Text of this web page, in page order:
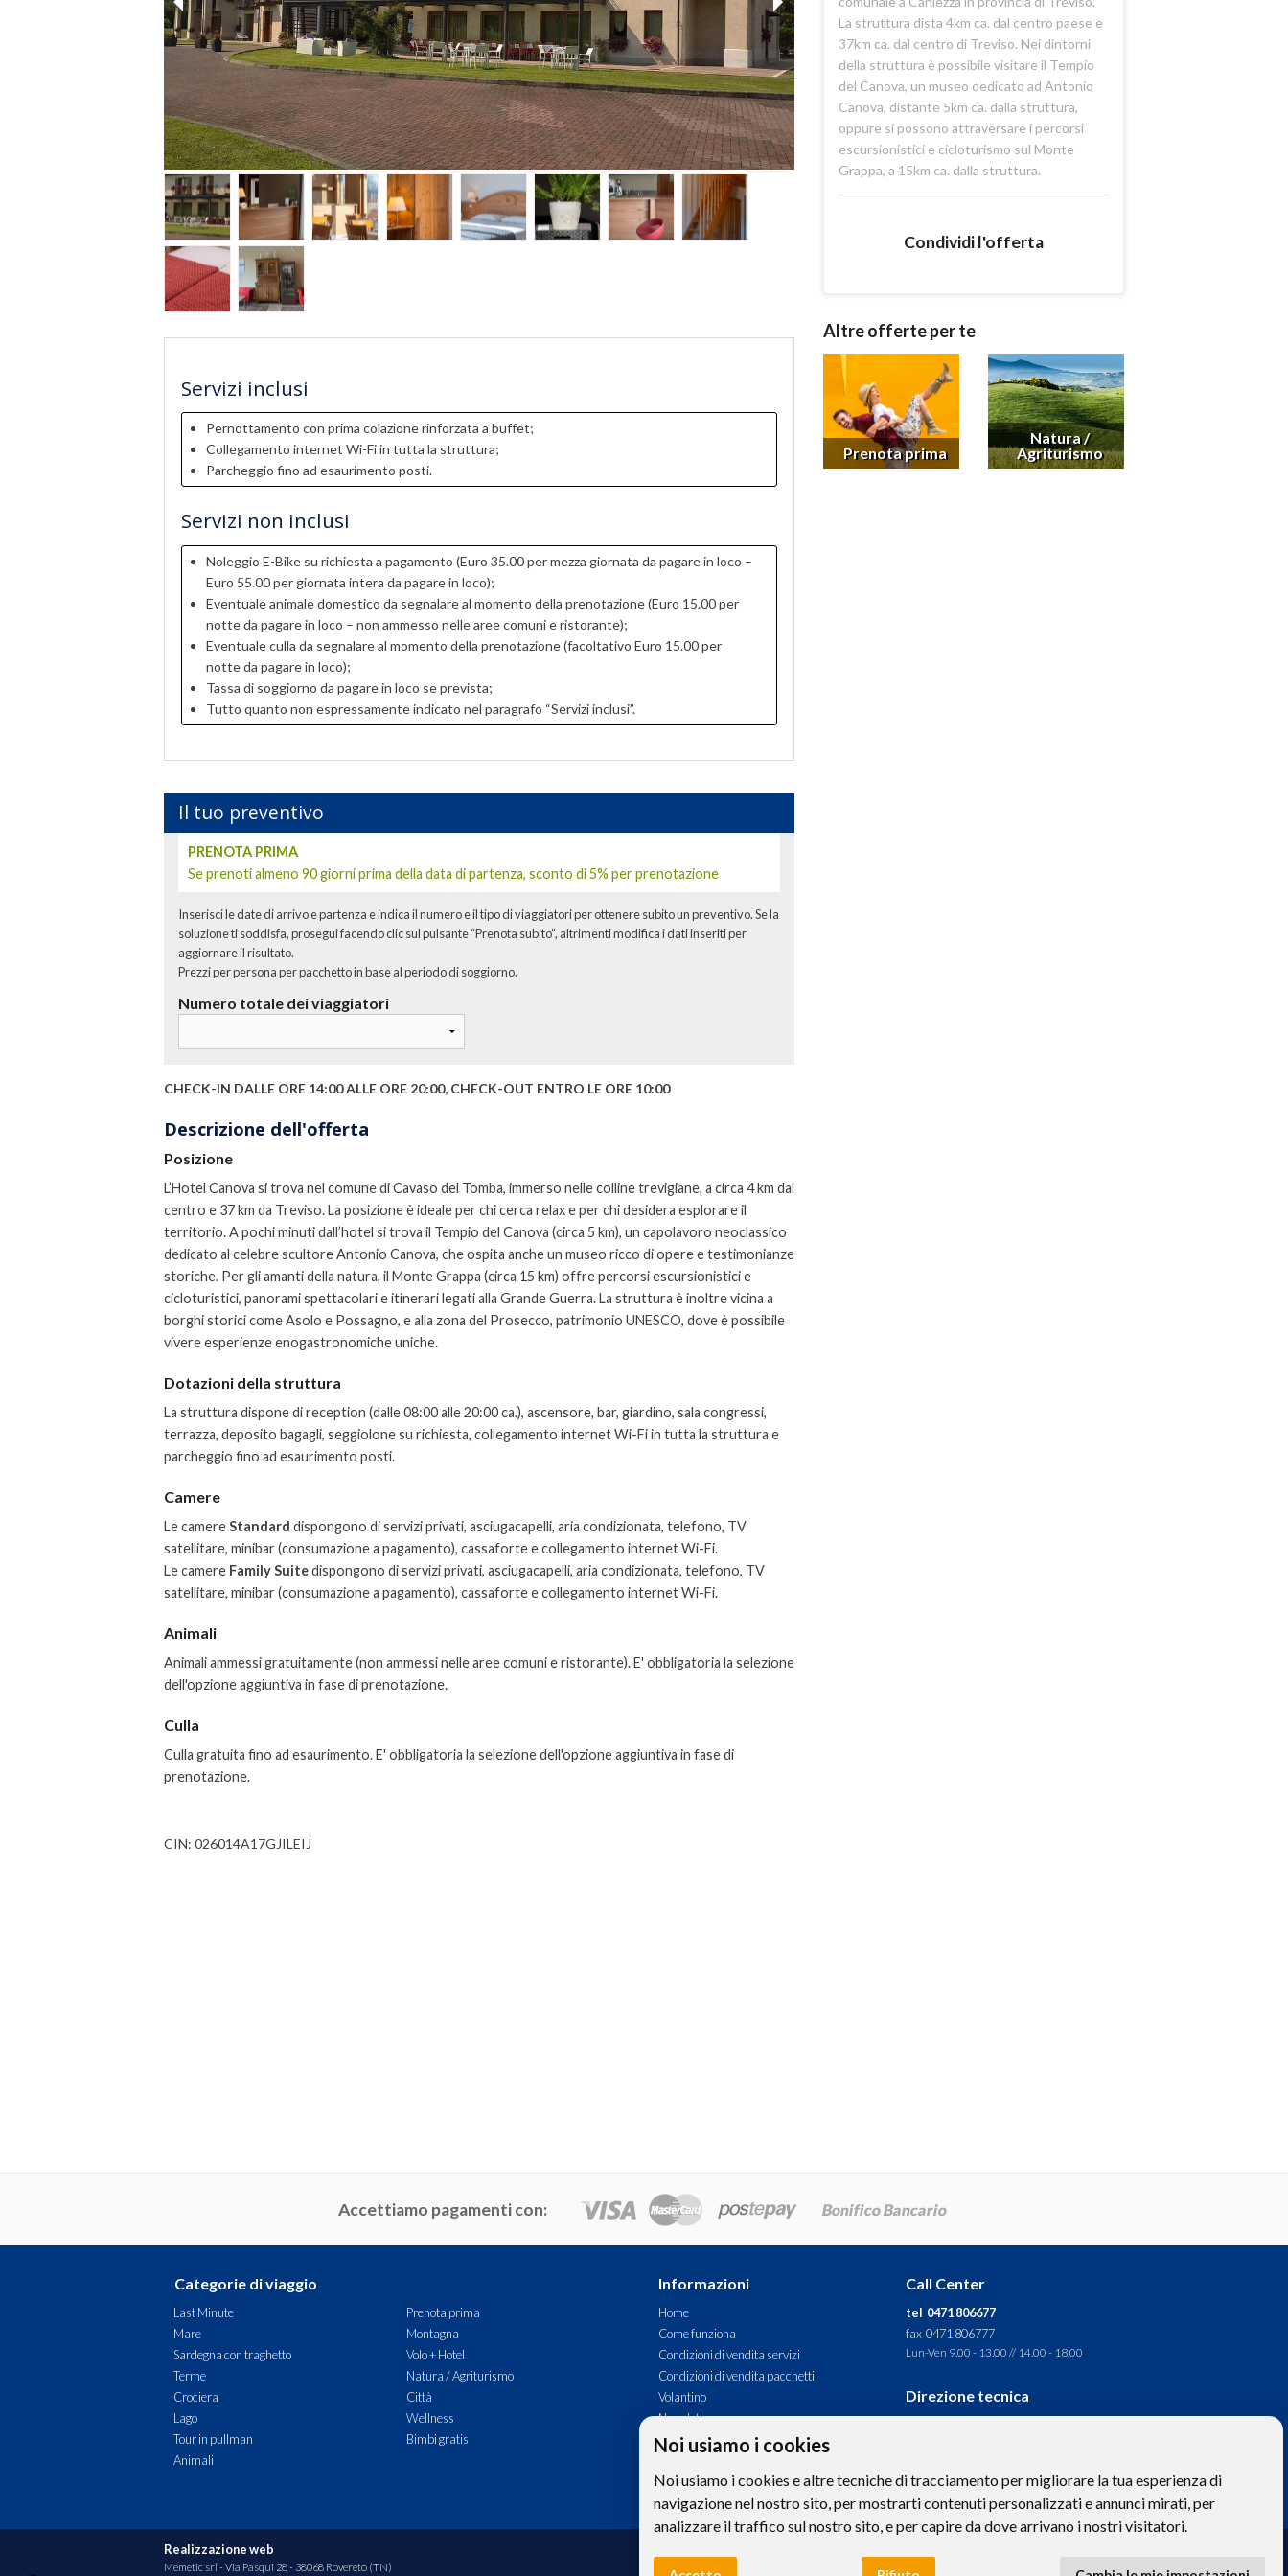
Noi usiamo i cookies
Noi usiamo i cookies e altre tecniche di tracciamento per migliorare la tua esperienza di
navigazione nel nostro sito, per mostrarti contenuti personalizzati e annunci mirati, per
analizzare il traffico sul nostro sito, e per capire da dove arrivano i nostri visitatori.
Servizi inclusi
Pernottamento con prima colazione rinforzata a buffet;
Collegamento internet Wi-Fi in tutta la struttura;
Parcheggio fino ad esaurimento posti.
Servizi non inclusi
Noleggio E-Bike su richiesta a pagamento (Euro 35.00 per mezza giornata da pagare in loco –
Euro 55.00 per giornata intera da pagare in loco);
Eventuale animale domestico da segnalare al momento della prenotazione (Euro 15.00 per
notte da pagare in loco – non ammesso nelle aree comuni e ristorante);
Eventuale culla da segnalare al momento della prenotazione (facoltativo Euro 15.00 per
notte da pagare in loco);
Tassa di soggiorno da pagare in loco se prevista;
Tutto quanto non espressamente indicato nel paragrafo “Servizi inclusi”.
Il tuo preventivo
PRENOTA PRIMA
Se prenoti almeno 90 giorni prima della data di partenza, sconto di 5% per prenotazione
Inserisci le date di arrivo e partenza e indica il numero e il tipo di viaggiatori per ottenere subito un preventivo. Se la
soluzione ti soddisfa, prosegui facendo clic sul pulsante “Prenota subito”, altrimenti modifica i dati inseriti per
aggiornare il risultato.
Prezzi per persona per pacchetto in base al periodo di soggiorno.
Numero totale dei viaggiatori
CHECK-IN DALLE ORE 14:00 ALLE ORE 20:00, CHECK-OUT ENTRO LE ORE 10:00
Descrizione dell'offerta
Posizione
L’Hotel Canova si trova nel comune di Cavaso del Tomba, immerso nelle colline trevigiane, a circa 4 km dal
centro e 37 km da Treviso. La posizione è ideale per chi cerca relax e per chi desidera esplorare il
territorio. A pochi minuti dall’hotel si trova il Tempio del Canova (circa 5 km), un capolavoro neoclassico
dedicato al celebre scultore Antonio Canova, che ospita anche un museo ricco di opere e testimonianze
storiche. Per gli amanti della natura, il Monte Grappa (circa 15 km) offre percorsi escursionistici e
cicloturistici, panorami spettacolari e itinerari legati alla Grande Guerra. La struttura è inoltre vicina a
borghi storici come Asolo e Possagno, e alla zona del Prosecco, patrimonio UNESCO, dove è possibile
vivere esperienze enogastronomiche uniche.
Dotazioni della struttura
La struttura dispone di reception (dalle 08:00 alle 20:00 ca.), ascensore, bar, giardino, sala congressi,
terrazza, deposito bagagli, seggiolone su richiesta, collegamento internet Wi-Fi in tutta la struttura e
parcheggio fino ad esaurimento posti.
Camere
Le camereStandard dispongono di servizi privati, asciugacapelli, aria condizionata, telefono, TV
satellitare, minibar (consumazione a pagamento), cassaforte e collegamento internet Wi-Fi.
Le camere Family Suitedispongono diservizi privati, asciugacapelli, aria condizionata, telefono, TV
satellitare, minibar (consumazione a pagamento), cassaforte e collegamento internet Wi-Fi.
Animali
Animali ammessi gratuitamente (non ammessi nelle aree comuni e ristorante). E' obbligatoria la selezione
dell'opzione aggiuntiva in fase di prenotazione.
Culla
Culla gratuita fino ad esaurimento. E' obbligatoria la selezione dell'opzione aggiuntiva in fase di
prenotazione.
CIN: 026014A17GJILEIJ
La struttura dista 4km ca. dal centro paese e
37km ca. dal centro di Treviso. Nei dintorni
della struttura è possibile visitare il Tempio
del Canova, un museo dedicato ad Antonio
Canova, distante 5km ca. dalla struttura,
oppure si possono attraversare i percorsi
escursionistici e cicloturismo sul Monte
Grappa, a 15km ca. dalla struttura.
Condividi l'offerta
Altre offerte per te
Prenota prima
Natura /
Agriturismo
Accettiamo pagamenti con:
Categorie di viaggio
Last Minute
Prenota prima
Mare
Montagna
Sardegna con traghetto
Volo + Hotel
Terme
Natura / Agriturismo
Crociera
Città
Lago
Wellness
Tour in pullman
Bimbi gratis
Animali
Informazioni
Home
Come funziona
Condizioni di vendita servizi
Condizioni di vendita pacchetti
Volantino
Newsletter
Commenti
Call Center
tel 0471 806677
fax 0471 806777
Lun-Ven 9.00 - 13.00 // 14.00 - 18.00
Direzione tecnica
P.IVA: 01652670215
Realizzazione web
Memetic srl - Via Pasqui 28 - 38068 Rovereto (TN)